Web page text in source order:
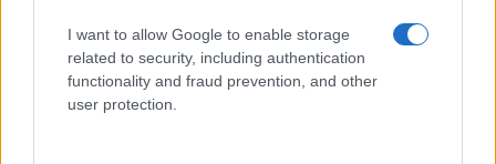
I want to allow Google to enable storage
related to security, including authentication
functionality and fraud prevention, and other
user protection.
personale Onu. In realtà si tratta di episodi che
erano già avvenuti nella guerra del 2014 e di cui
noi abbiamo dato ampia documentazione in un